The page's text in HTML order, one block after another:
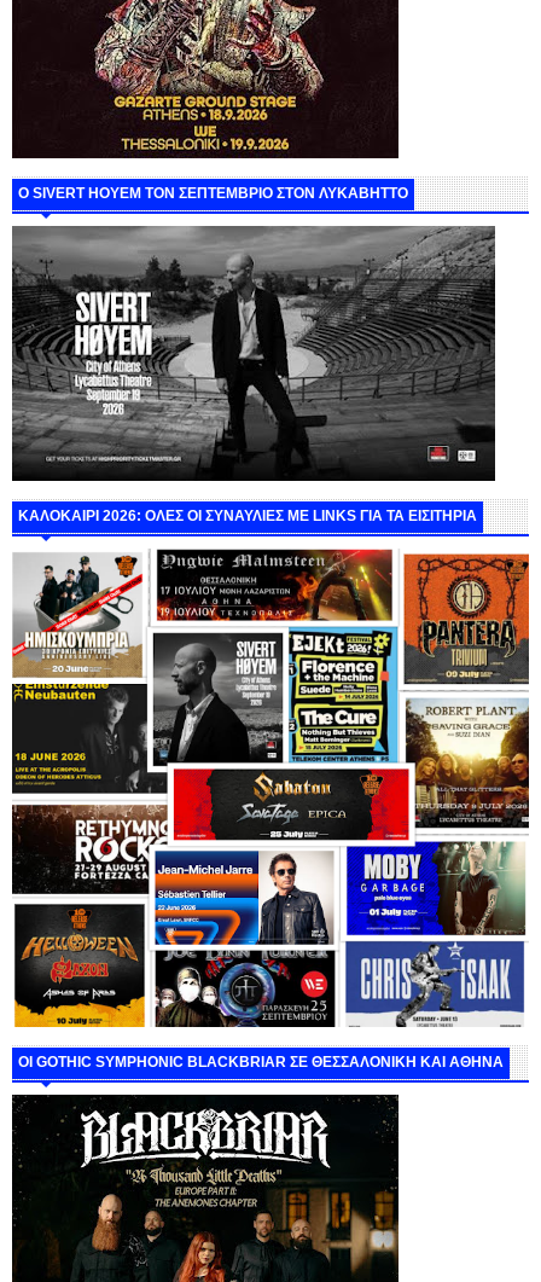
Ο SIVERT HOYEM ΤΟΝ ΣΕΠΤΕΜΒΡΙΟ ΣΤΟΝ ΛΥΚΑΒΗΤΤΟ
ΚΑΛΟΚΑΙΡΙ 2026: ΟΛΕΣ ΟΙ ΣΥΝΑΥΛΙΕΣ ΜΕ LINKS ΓΙΑ ΤΑ ΕΙΣΙΤΗΡΙΑ
ΟΙ GOTHIC SYMPHONIC BLACKBRIAR ΣΕ ΘΕΣΣΑΛΟΝΙΚΗ ΚΑΙ ΑΘΗΝΑ